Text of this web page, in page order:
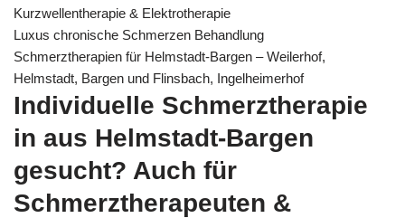
Kurzwellentherapie & Elektrotherapie
Luxus chronische Schmerzen Behandlung
Schmerztherapien für Helmstadt-Bargen – Weilerhof,
Helmstadt, Bargen und Flinsbach, Ingelheimerhof
Individuelle Schmerztherapie
in aus Helmstadt-Bargen
gesucht? Auch für
Schmerztherapeuten &